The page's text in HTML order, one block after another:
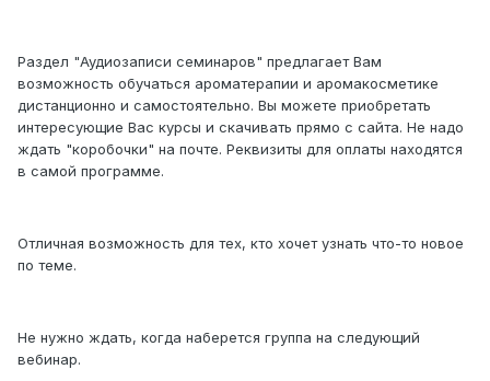
Раздел "Аудиозаписи семинаров" предлагает Вам
возможность обучаться ароматерапии и аромакосметике
дистанционно и самостоятельно. Вы можете приобретать
интересующие Вас курсы и скачивать прямо с сайта. Не надо
ждать "коробочки" на почте. Реквизиты для оплаты находятся
в самой программе.
Отличная возможность для тех, кто хочет узнать что-то новое
по теме.
Не нужно ждать, когда наберется группа на следующий
вебинар.